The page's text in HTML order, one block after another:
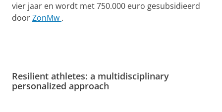
vier jaar en wordt met 750.000 euro gesubsidieerd
doorZonMw .
Resilient athletes: a multidisciplinary
personalized approach
Resilient athletes: a multidisciplinary personalized
approach Pas uw cookie instellingen aan